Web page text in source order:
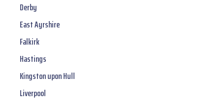
Derby
East Ayrshire
Falkirk
Hastings
Kingston upon Hull
Liverpool